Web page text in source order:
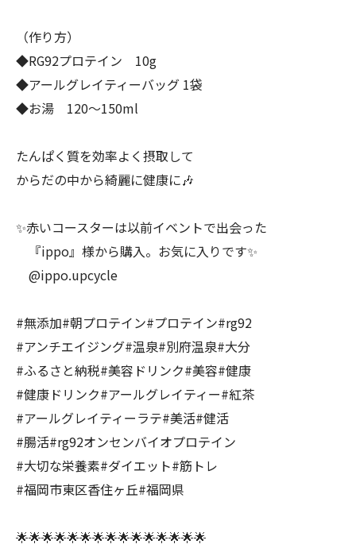
（作り方）
◆RG92プロテイン 10g
◆アールグレイティーバッグ 1袋
◆お湯 120〜150ml
たんぱく質を効率よく摂取して
からだの中から綺麗に健康に🎶
✨赤いコースターは以前イベントで出会った
『ippo』様から購入。お気に入りです✨
@ippo.upcycle
#無添加#朝プロテイン#プロテイン#rg92
#アンチエイジング#温泉#別府温泉#大分
#ふるさと納税#美容ドリンク#美容#健康
#健康ドリンク#アールグレイティー#紅茶
#アールグレイティーラテ#美活#健活
#腸活#rg92オンセンバイオプロテイン
#大切な栄養素#ダイエット#筋トレ
#福岡市東区香住ヶ丘#福岡県
🌟🌟🌟🌟🌟🌟🌟🌟🌟🌟🌟🌟🌟🌟🌟